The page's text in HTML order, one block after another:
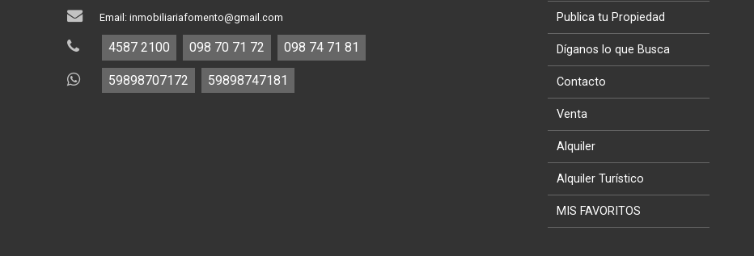
Email: inmobiliariafomento@gmail.com
4587 2100 098 70 71 72 098 74 71 81
59898707172 59898747181
Publica tu Propiedad
Díganos lo que Busca
Contacto
Venta
Alquiler
Alquiler Turístico
MIS FAVORITOS